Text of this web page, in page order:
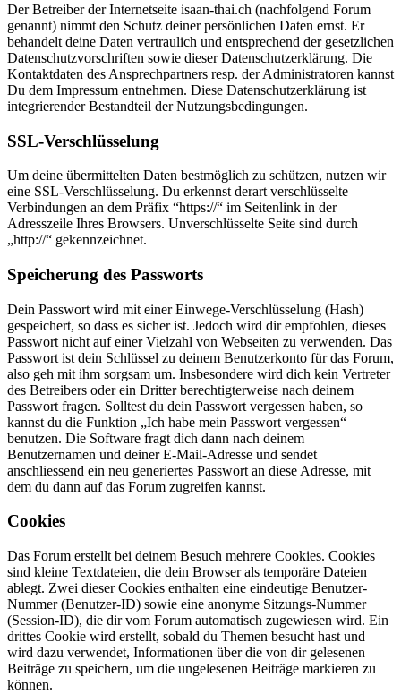
Der Betreiber der Internetseite isaan-thai.ch (nachfolgend Forum
genannt) nimmt den Schutz deiner persönlichen Daten ernst. Er
behandelt deine Daten vertraulich und entsprechend der gesetzlichen
Datenschutzvorschriften sowie dieser Datenschutzerklärung. Die
Kontaktdaten des Ansprechpartners resp. der Administratoren kannst
Du dem Impressum entnehmen. Diese Datenschutzerklärung ist
integrierender Bestandteil der Nutzungsbedingungen.
SSL-Verschlüsselung
Um deine übermittelten Daten bestmöglich zu schützen, nutzen wir
eine SSL-Verschlüsselung. Du erkennst derart verschlüsselte
Verbindungen an dem Präfix “https://“ im Seitenlink in der
Adresszeile Ihres Browsers. Unverschlüsselte Seite sind durch
„http://“ gekennzeichnet.
Speicherung des Passworts
Dein Passwort wird mit einer Einwege-Verschlüsselung (Hash)
gespeichert, so dass es sicher ist. Jedoch wird dir empfohlen, dieses
Passwort nicht auf einer Vielzahl von Webseiten zu verwenden. Das
Passwort ist dein Schlüssel zu deinem Benutzerkonto für das Forum,
also geh mit ihm sorgsam um. Insbesondere wird dich kein Vertreter
des Betreibers oder ein Dritter berechtigterweise nach deinem
Passwort fragen. Solltest du dein Passwort vergessen haben, so
kannst du die Funktion „Ich habe mein Passwort vergessen“
benutzen. Die Software fragt dich dann nach deinem
Benutzernamen und deiner E-Mail-Adresse und sendet
anschliessend ein neu generiertes Passwort an diese Adresse, mit
dem du dann auf das Forum zugreifen kannst.
Cookies
Das Forum erstellt bei deinem Besuch mehrere Cookies. Cookies
sind kleine Textdateien, die dein Browser als temporäre Dateien
ablegt. Zwei dieser Cookies enthalten eine eindeutige Benutzer-
Nummer (Benutzer-ID) sowie eine anonyme Sitzungs-Nummer
(Session-ID), die dir vom Forum automatisch zugewiesen wird. Ein
drittes Cookie wird erstellt, sobald du Themen besucht hast und
wird dazu verwendet, Informationen über die von dir gelesenen
Beiträge zu speichern, um die ungelesenen Beiträge markieren zu
können.